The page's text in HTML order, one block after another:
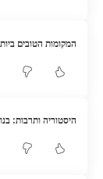
המקומות הטובים
היסטוריה ותרבות: